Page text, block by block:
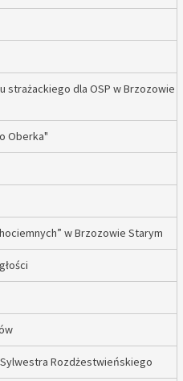
strażackiego dla OSP w Brzozowie
Oberka"
w Brzozowie Starym
Rozdżestwieńskiego